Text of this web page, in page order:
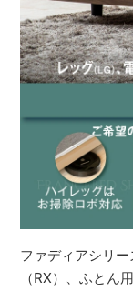
ファディアシリ
（RX）、ふとん